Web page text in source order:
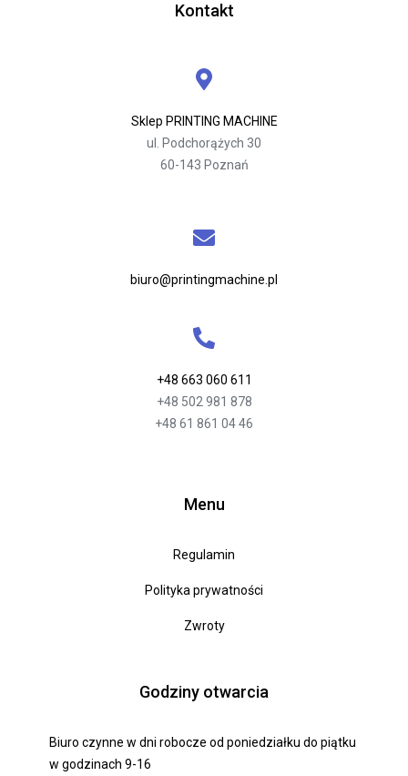
Kontakt
Sklep PRINTING MACHINE
ul. Podchorążych 30
60-143 Poznań
biuro@printingmachine.pl
+48 663 060 611
+48 502 981 878
+48 61 861 04 46
Menu
Regulamin
Polityka prywatności
Zwroty
Godziny otwarcia
Biuro czynne w dni robocze od poniedziałku do piątku
w godzinach 9-16